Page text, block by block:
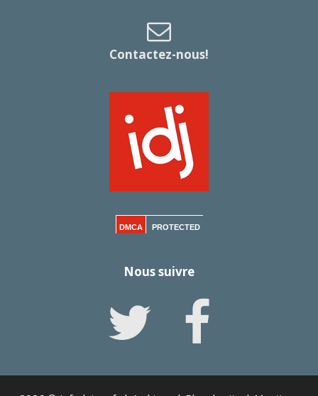
Contactez-nous!
DMCA PROTECTED
Nous suivre